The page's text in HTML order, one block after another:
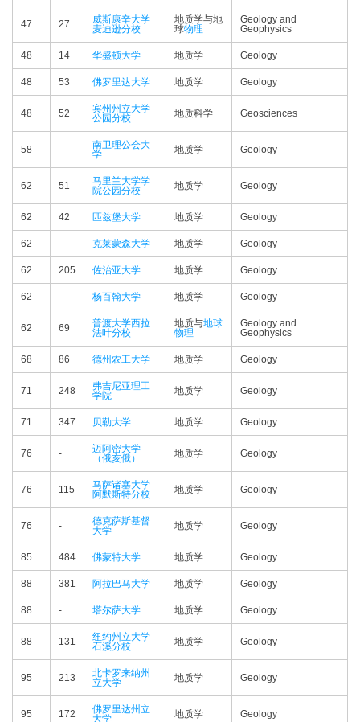
47 27
威斯康辛大学
麦迪逊分校
地质学与地
球物理
Geology and
Geophysics
48 14 华盛顿大学 地质学 Geology
48 53 佛罗里达大学 地质学 Geology
48 52
宾州州立大学
公园分校
地质科学 Geosciences
58 -
南卫理公会大
学
地质学 Geology
62 51
马里兰大学学
院公园分校
地质学 Geology
62 42 匹兹堡大学 地质学 Geology
62 - 克莱蒙森大学 地质学 Geology
62 205 佐治亚大学 地质学 Geology
62 - 杨百翰大学 地质学 Geology
62 69
普渡大学西拉
法叶分校
地质与地球
物理
Geology and
Geophysics
68 86 德州农工大学 地质学 Geology
71 248
弗吉尼亚理工
学院
地质学 Geology
71 347 贝勒大学 地质学 Geology
76 -
迈阿密大学
（俄亥俄）
地质学 Geology
76 115
马萨诸塞大学
阿默斯特分校
地质学 Geology
76 -
德克萨斯基督
大学
地质学 Geology
85 484 佛蒙特大学 地质学 Geology
88 381 阿拉巴马大学 地质学 Geology
88 - 塔尔萨大学 地质学 Geology
88 131
纽约州立大学
石溪分校
地质学 Geology
95 213
北卡罗来纳州
立大学
地质学 Geology
95 172
佛罗里达州立
大学
地质学 Geology